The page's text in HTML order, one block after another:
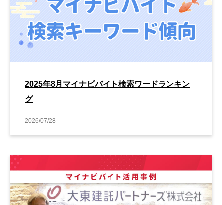
2025年8月マイナビバイト検索ワードランキン
グ
2026/07/28